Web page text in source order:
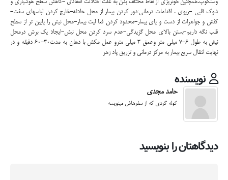
وسنکوپ.همچنین خونریزی از نقاط مختلف بدن به علت اختلالت انعقادی -کاهش سطح هوشیاری و
شوک قلبی -ریوی . اقدامات درمانی:دور کردن بیمار از محل حادثه-خارج کردن لباسهای سفت-
کفش و جواهرات از دست و پای بیمار-محدود کردن فعا لیت بیمار-محل نیش را پایین تر از سطح
قلب نگه داریم-بستن بالای محل گزیدگی-عدم سرد کردن محل نیش-ایجاد یک برش درمحل
نیش به طول 6-7 میلی متر وعمق 3 میلی مترو عمل مکش با دهان به مدت30-60 دقیقه و در
نهایت انتقال سریع بیمار به مرکز درمانی و تزریق پاد زهر
نویسنده
حامد مجدی
کوله گردی که از سفرهاش مینویسه
دیدگاهتان را بنویسید